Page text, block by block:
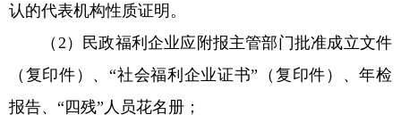
认的代表机构性质证明。
（2）民政福利企业应附报主管部门批准成立文件
（复印件）、“社会福利企业证书”（复印件）、年检
报告、“四残”人员花名册；